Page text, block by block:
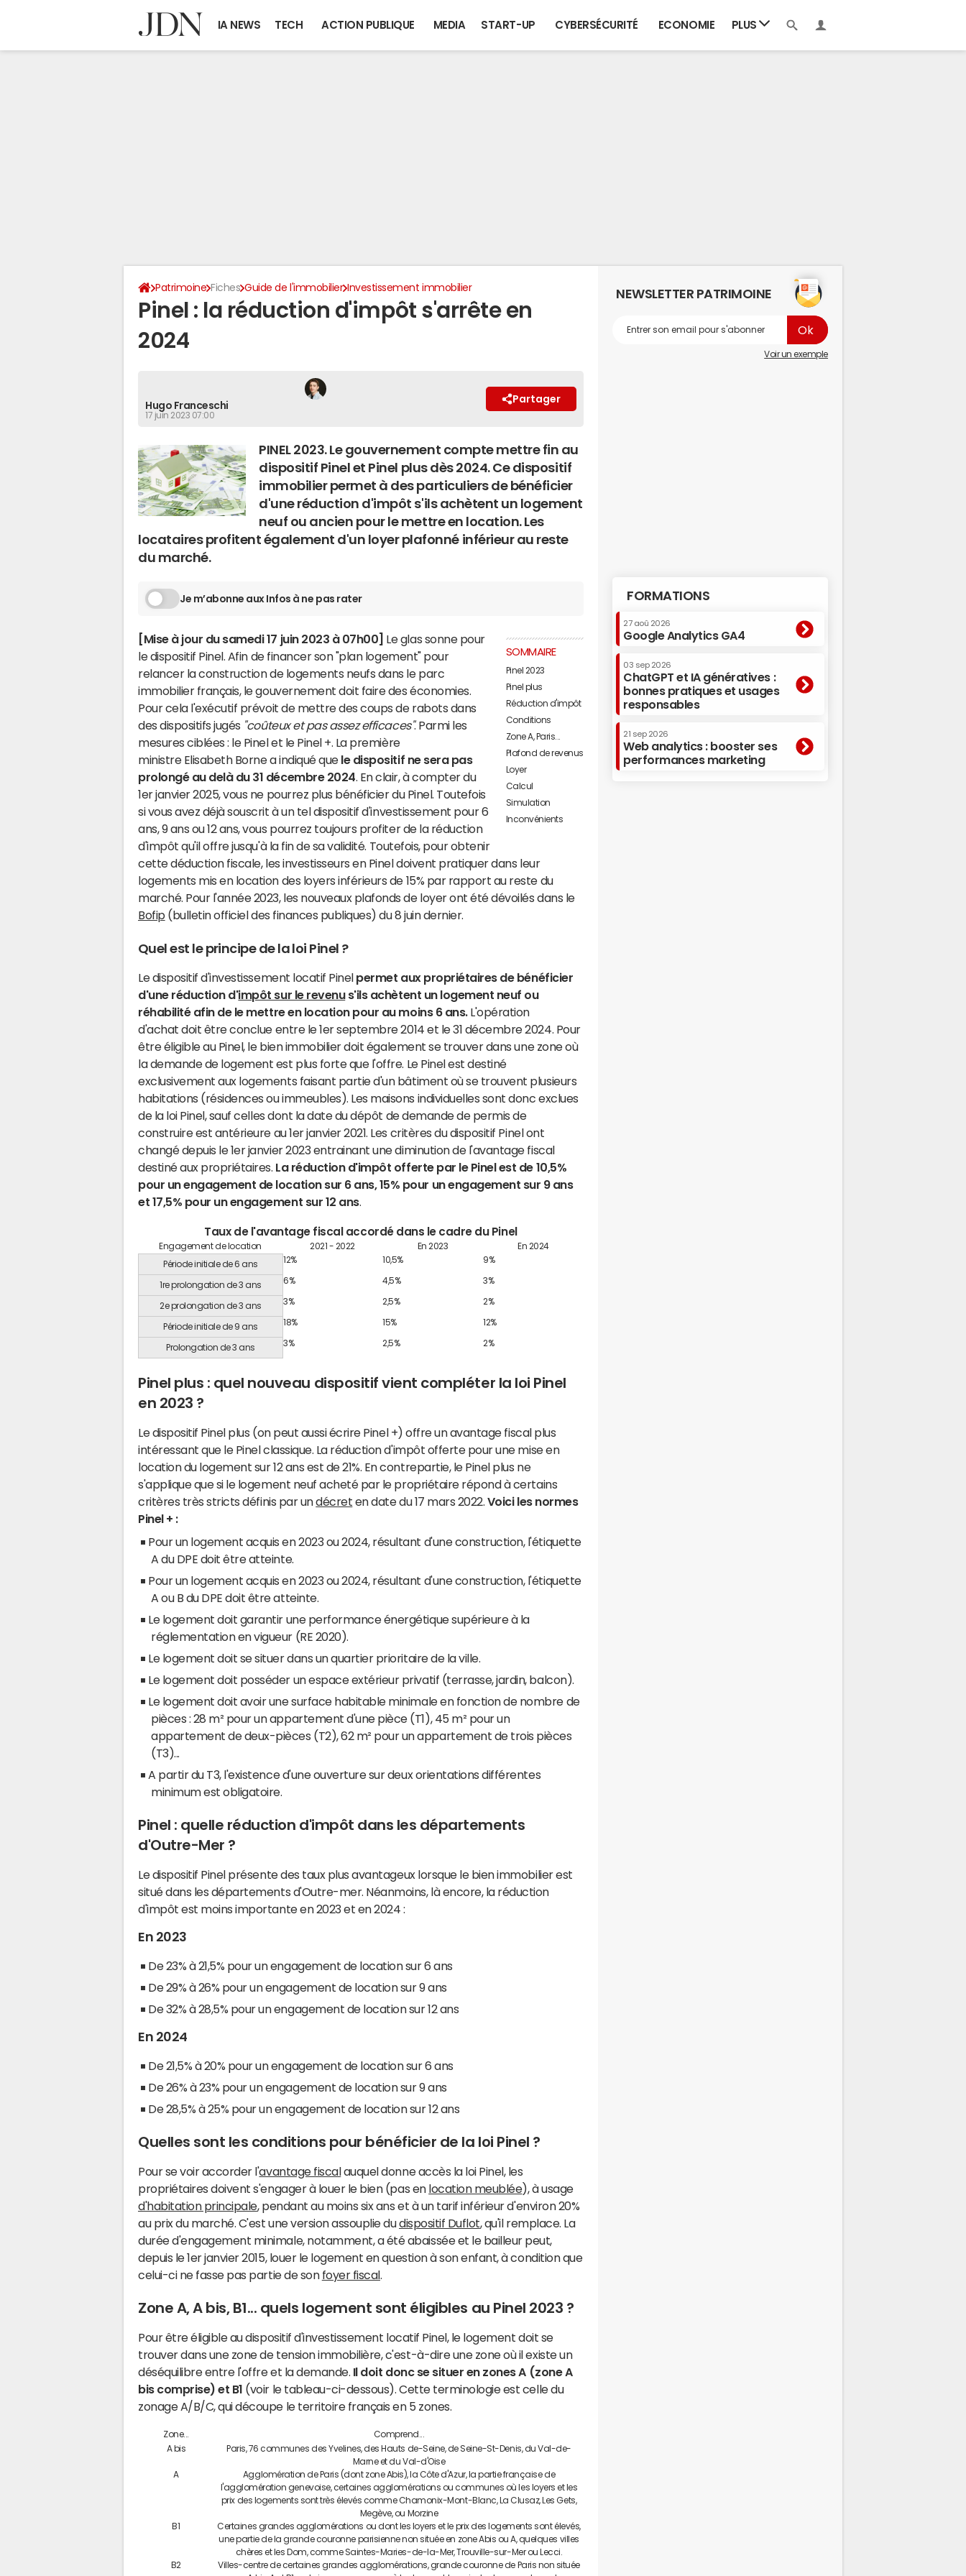
IA NEWS TECH ACTION PUBLIQUE MEDIA START-UP CYBERSÉCURITÉ ECONOMIE PLUS
Patrimoine Fiches Guide de l'immobilier Investissement immobilier
Pinel : la réduction d'impôt s'arrête en
2024
Hugo Franceschi
17 juin 2023 07:00
Partager
PINEL 2023. Le gouvernement compte mettre fin au
dispositif Pinel et Pinel plus dès 2024. Ce dispositif
immobilier permet à des particuliers de bénéficier
d'une réduction d'impôt s'ils achètent un logement
neuf ou ancien pour le mettre en location. Les
locataires profitent également d'un loyer plafonné inférieur au reste
du marché.
Je m’abonne aux Infos à ne pas rater
SOMMAIRE
Pinel 2023
Pinel plus
Réduction d'impôt
Conditions
Zone A, Paris...
Plafond de revenus
Loyer
Calcul
Simulation
Inconvénients
[Mise à jour du samedi 17 juin 2023 à 07h00] Le glas sonne pour
le dispositif Pinel. Afin de financer son "plan logement" pour
relancer la construction de logements neufs dans le parc
immobilier français, le gouvernement doit faire des économies.
Pour cela l'exécutif prévoit de mettre des coups de rabots dans
des dispositifs jugés "coûteux et pas assez efficaces". Parmi les
mesures ciblées : le Pinel et le Pinel +. La première
ministre Elisabeth Borne a indiqué que le dispositif ne sera pas
prolongé au delà du 31 décembre 2024 . En clair, à compter du
1er janvier 2025, vous ne pourrez plus bénéficier du Pinel. Toutefois
si vous avez déjà souscrit à un tel dispositif d'investissement pour 6
ans, 9 ans ou 12 ans, vous pourrez toujours profiter de la réduction
d'impôt qu'il offre jusqu'à la fin de sa validité. Toutefois, pour obtenir
cette déduction fiscale, les investisseurs en Pinel doivent pratiquer dans leur
logements mis en location des loyers inférieurs de 15% par rapport au reste du
marché. Pour l'année 2023, les nouveaux plafonds de loyer ont été dévoilés dans le
Bofip (bulletin officiel des finances publiques) du 8 juin dernier.
Quel est le principe de la loi Pinel ?
Le dispositif d'investissement locatif Pinel permet aux propriétaires de bénéficier
d'une réduction d'impôt sur le revenus'ils achètent un logement neuf ou
réhabilité afin de le mettre en location pour au moins 6 ans. L'opération
d'achat doit être conclue entre le 1er septembre 2014 et le 31 décembre 2024. Pour
être éligible au Pinel, le bien immobilier doit également se trouver dans une zone où
la demande de logement est plus forte que l'offre. Le Pinel est destiné
exclusivement aux logements faisant partie d'un bâtiment où se trouvent plusieurs
habitations (résidences ou immeubles). Les maisons individuelles sont donc exclues
de la loi Pinel, sauf celles dont la date du dépôt de demande de permis de
construire est antérieure au 1er janvier 2021. Les critères du dispositif Pinel ont
changé depuis le 1er janvier 2023 entrainant une diminution de l'avantage fiscal
destiné aux propriétaires. La réduction d'impôt offerte par le Pinel est de 10,5%
pour un engagement de location sur 6 ans, 15% pour un engagement sur 9 ans
et 17,5% pour un engagement sur 12 ans.
Taux de l'avantage fiscal accordé dans le cadre du Pinel
Engagement de location 2021 - 2022 En 2023 En 2024
Période initiale de 6 ans 12% 10,5% 9%
1re prolongation de 3 ans 6% 4,5% 3%
2e prolongation de 3 ans 3% 2,5% 2%
Période initiale de 9 ans 18% 15% 12%
Prolongation de 3 ans 3% 2,5% 2%
Pinel plus : quel nouveau dispositif vient compléter la loi Pinel
en 2023 ?
Le dispositif Pinel plus (on peut aussi écrire Pinel +) offre un avantage fiscal plus
intéressant que le Pinel classique. La réduction d'impôt offerte pour une mise en
location du logement sur 12 ans est de 21%. En contrepartie, le Pinel plus ne
s'applique que si le logement neuf acheté par le propriétaire répond à certains
critères très stricts définis par undécret en date du 17 mars 2022. Voici les normes
Pinel + :
Pour un logement acquis en 2023 ou 2024, résultant d'une construction, l'étiquette
A du DPE doit être atteinte.
Pour un logement acquis en 2023 ou 2024, résultant d'une construction, l'étiquette
A ou B du DPE doit être atteinte.
Le logement doit garantir une performance énergétique supérieure à la
réglementation en vigueur (RE 2020).
Le logement doit se situer dans un quartier prioritaire de la ville.
Le logement doit posséder un espace extérieur privatif (terrasse, jardin, balcon).
Le logement doit avoir une surface habitable minimale en fonction de nombre de
pièces : 28 m² pour un appartement d'une pièce (T1), 45 m² pour un
appartement de deux-pièces (T2), 62 m² pour un appartement de trois pièces
(T3)...
A partir du T3, l'existence d'une ouverture sur deux orientations différentes
minimum est obligatoire.
Pinel : quelle réduction d'impôt dans les départements
d'Outre-Mer ?
Le dispositif Pinel présente des taux plus avantageux lorsque le bien immobilier est
situé dans les départements d'Outre-mer. Néanmoins, là encore, la réduction
d'impôt est moins importante en 2023 et en 2024 :
En 2023
De 23% à 21,5% pour un engagement de location sur 6 ans
De 29% à 26% pour un engagement de location sur 9 ans
De 32% à 28,5% pour un engagement de location sur 12 ans
En 2024
De 21,5% à 20% pour un engagement de location sur 6 ans
De 26% à 23% pour un engagement de location sur 9 ans
De 28,5% à 25% pour un engagement de location sur 12 ans
Quelles sont les conditions pour bénéficier de la loi Pinel ?
Pour se voir accorder l'avantage fiscal auquel donne accès la loi Pinel, les
propriétaires doivent s'engager à louer le bien (pas en location meublée), à usage
d'habitation principale, pendant au moins six ans et à un tarif inférieur d'environ 20%
au prix du marché. C'est une version assouplie dudispositif Duflot, qu'il remplace. La
durée d'engagement minimale, notamment, a été abaissée et le bailleur peut,
depuis le 1er janvier 2015, louer le logement en question à son enfant, à condition que
celui-ci ne fasse pas partie de son foyer fiscal
Zone A, A bis, B1... quels logement sont éligibles au Pinel 2023 ?
Pour être éligible au dispositif d'investissement locatif Pinel, le logement doit se
trouver dans une zone de tension immobilière, c'est-à-dire une zone où il existe un
déséquilibre entre l'offre et la demande. Il doit donc se situer en zones A (zone A
bis comprise) et B1 (voir le tableau-ci-dessous). Cette terminologie est celle du
zonage A/B/C, qui découpe le territoire français en 5 zones.
Zone...
Comprend...
A bis
Paris, 76 communes des Yvelines, des Hauts de-Seine, de Seine-St-Denis, du Val-de-
Marne et du Val-d'Oise
A
Agglomération de Paris (dont zone Abis), la Côte d'Azur, la partie française de
l'agglomération genevoise, certaines agglomérations ou communes où les loyers et les
prix des logements sont très élevés comme Chamonix-Mont-Blanc, La Clusaz, Les Gets,
Megève, ou Morzine
B1
Certaines grandes agglomérations ou dont les loyers et le prix des logements sont élevés,
une partie de la grande couronne parisienne non située en zone Abis ou A, quelques villes
chères et les Dom, comme Saintes-Maries-de-la-Mer, Trouville-sur-Mer ou Lecci.
B2
Villes-centre de certaines grandes agglomérations, grande couronne de Paris non située
NEWSLETTER PATRIMOINE
Voir un exemple
FORMATIONS
27 aoû 2026
Google Analytics GA4
03 sep 2026
ChatGPT et IA génératives :
bonnes pratiques et usages
responsables
21 sep 2026
Web analytics : booster ses
performances marketing